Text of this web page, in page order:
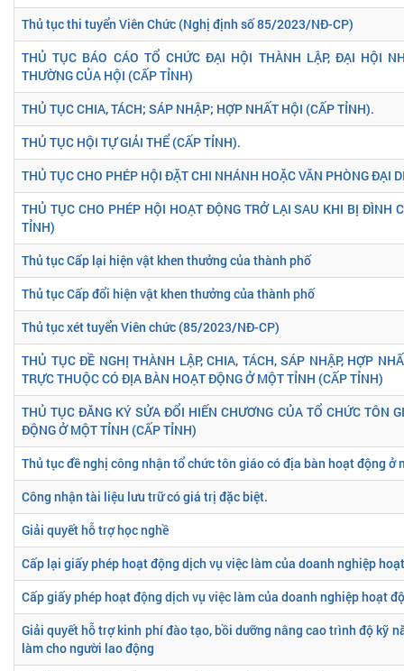
Thủ tục thi tuyển Viên Chức (Nghị định số 85/2023/NĐ-CP)
THỦ TỤC BÁO CÁO TỔ CHỨC ĐẠI HỘI THÀNH LẬP, ĐẠI HỘI
THƯỜNG CỦA HỘI (CẤP TỈNH)
THỦ TỤC CHIA, TÁCH; SÁP NHẬP; HỢP NHẤT HỘI (CẤP TỈNH).
THỦ TỤC HỘI TỰ GIẢI THỂ (CẤP TỈNH).
THỦ TỤC CHO PHÉP HỘI ĐẶT CHI NHÁNH HOẶC VĂN PHÒNG ĐẠI
THỦ TỤC CHO PHÉP HỘI HOẠT ĐỘNG TRỞ LẠI SAU KHI BỊ ĐÌNH
TỈNH)
Thủ tục Cấp lại hiện vật khen thưởng của thành phố
Thủ tục Cấp đổi hiện vật khen thưởng của thành phố
Thủ tục xét tuyển Viên chức (85/2023/NĐ-CP)
THỦ TỤC ĐỀ NGHỊ THÀNH LẬP, CHIA, TÁCH, SÁP NHẬP, HỢP
TRỰC THUỘC CÓ ĐỊA BÀN HOẠT ĐỘNG Ở MỘT TỈNH (CẤP TỈNH)
THỦ TỤC ĐĂNG KÝ SỬA ĐỔI HIẾN CHƯƠNG CỦA TỔ CHỨC TÔN
ĐỘNG Ở MỘT TỈNH (CẤP TỈNH)
Thủ tục đề nghị công nhận tổ chức tôn giáo có địa bàn hoạt động ở
Công nhận tài liệu lưu trữ có giá trị đặc biệt.
Giải quyết hỗ trợ học nghề
Cấp lại giấy phép hoạt động dịch vụ việc làm của doanh nghiệp
Cấp giấy phép hoạt động dịch vụ việc làm của doanh nghiệp hoạt
Giải quyết hỗ trợ kinh phí đào tạo, bồi dưỡng nâng cao trình độ kỹ
làm cho người lao động